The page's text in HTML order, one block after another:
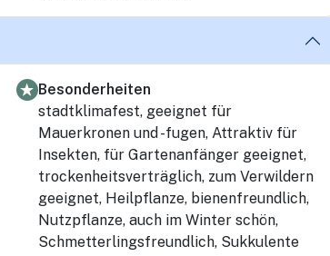
Besonderheiten
stadtklimafest, geeignet für
Mauerkronen und -fugen, Attraktiv für
Insekten, für Gartenanfänger geeignet,
trockenheitsverträglich, zum Verwildern
geeignet, Heilpflanze, bienenfreundlich,
Nutzpflanze, auch im Winter schön,
Schmetterlingsfreundlich, Sukkulente